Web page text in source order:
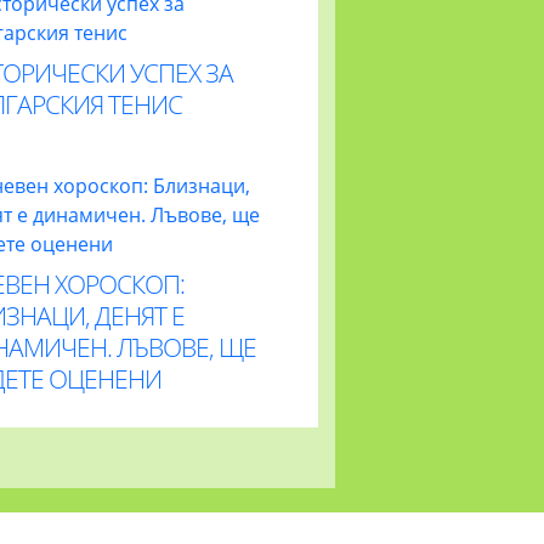
УСПЕХ ЗА
ТЕНИС
ХОРОСКОП:
ДЕНЯТ Е
ЛЪВОВЕ, ЩЕ
ОЦЕНЕНИ